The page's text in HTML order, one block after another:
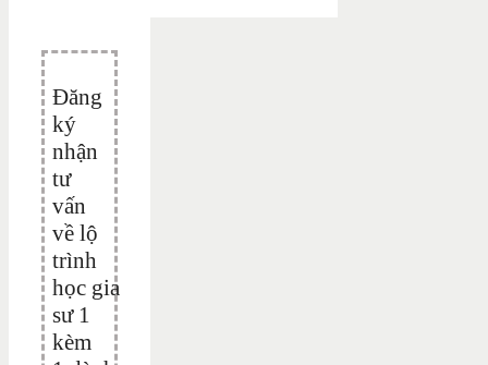
Đăng
ký
nhận
tư
vấn
về lộ
trình
học gia
sư 1
kèm